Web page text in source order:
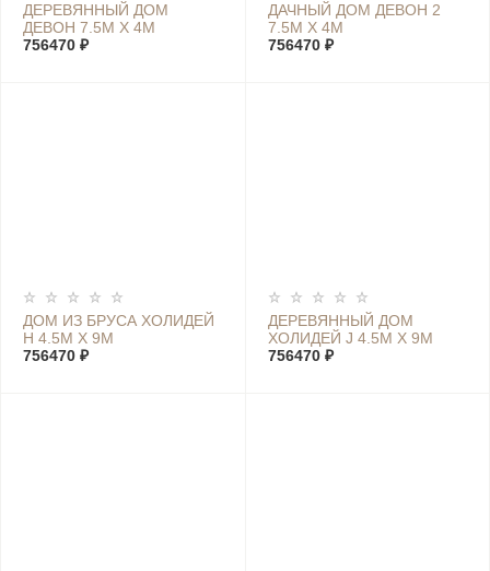
ДЕРЕВЯННЫЙ ДОМ
ДЕВОН 7.5М Х 4М
756470 ₽
ДАЧНЫЙ ДОМ ДЕВОН 2
7.5М Х 4М
756470 ₽
ДОМ ИЗ БРУСА ХОЛИДЕЙ
Н 4.5М Х 9М
756470 ₽
ДЕРЕВЯННЫЙ ДОМ
ХОЛИДЕЙ J 4.5М Х 9М
756470 ₽